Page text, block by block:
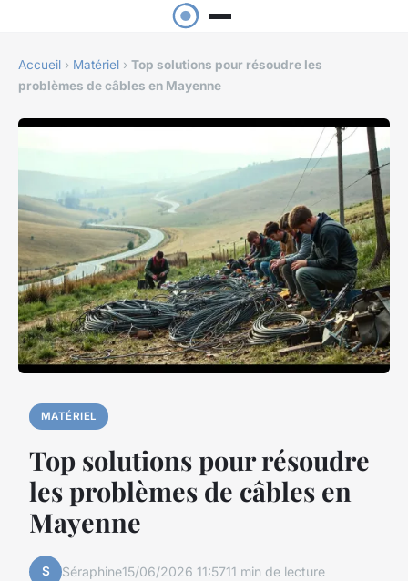
Accueil › Matériel › Top solutions pour résoudre les
problèmes de câbles en Mayenne
MATÉRIEL
Top solutions pour résoudre
les problèmes de câbles en
Mayenne
S Séraphine15/06/2026 11:5711 min de lecture